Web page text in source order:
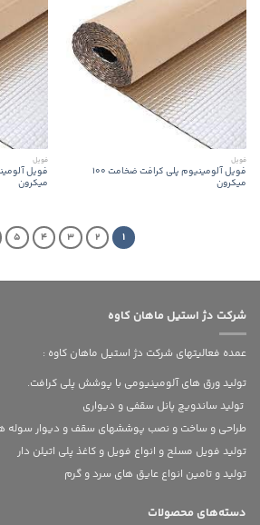
فویل
فویل آلومینیوم پلی کرافت ضخامت 100
میکرون
فویل
میکرون
1
2
3
4
5
شرکت دژ استیل ماهان کاوه
عمده فعالیتهای شرکت دژ استیل ماهان کاوه :
تولید ورق های آلومینیومی با پوشش پلی کرافت.
تولید ساندویچ پانل سقفی و دیواری
طراحی و ساخت و نصب پوششهای سقف و دیوار سوله ها
تولید فویل مسلح و انواع فویل و کاغذ پلی اتیلن دار
تولید و تامین انواع عایق های سرد و گرم
دسته‌های محصولات